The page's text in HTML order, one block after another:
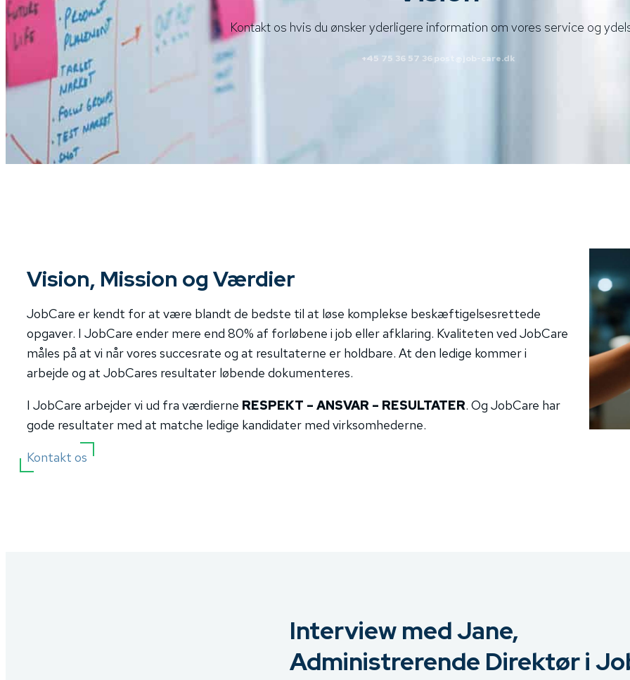
Kontakt os hvis du ønsker yderligere information om vores service og
+45 75 36 57 36post@job-care.dk
Vision, Mission og Værdier
JobCare er kendt for at være blandt de bedste til at løse komplekse beskæftigelsesrettede
opgaver. I JobCare ender mere end 80% af forløbene i job eller afklaring. Kvaliteten ved JobCare
måles på at vi når vores succesrate og at resultaterne er holdbare. At den ledige kommer i
arbejde og at JobCares resultater løbende dokumenteres.
I JobCare arbejder vi ud fra værdierne RESPEKT – ANSVAR – RESULTATER. Og JobCare har
gode resultater med at matche ledige kandidater med virksomhederne.
Kontakt os
Interview med Jane,
Administrerende Direktør i